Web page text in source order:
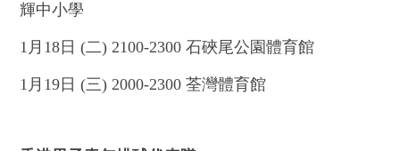
輝中小學
1月18日 (二) 2100-2300 石硤尾公園體育館
1月19日 (三) 2000-2300 荃灣體育館